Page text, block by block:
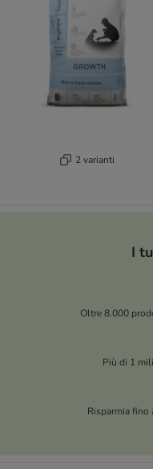
2 varianti
I
Oltre 8.000
Più di 1
Risparmia fino